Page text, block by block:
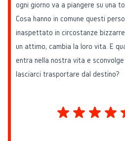
ogni giorno va a piangere su una
Cosa hanno in comune questi
inaspettato in circostanze
un attimo, cambia la loro vita. E
entra nella nostra vita e
lasciarci trasportare dal destino?